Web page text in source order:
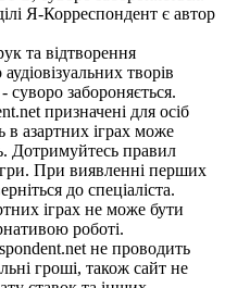
Я-Корреспондент є автор
та відтворення
творів
суворо забороняється.
призначені для осіб
азартних іграх може
Дотримуйтесь правил
гри. При виявленні перших
до спеціаліста.
іграх не може бути
роботі.
не проводить
гроші, також сайт не